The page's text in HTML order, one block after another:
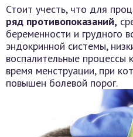
Стоит учесть, что для
ряд противопоказаний,
беременности и грудного
эндокринной системы,
воспалительные
время менструации, при
повышен болевой порог.